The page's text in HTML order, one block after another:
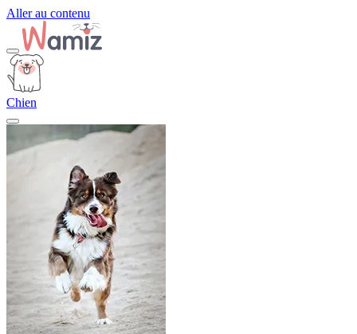
Aller au contenu
Chien